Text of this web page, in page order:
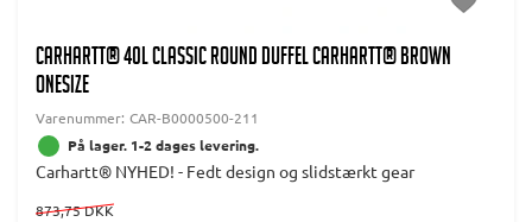
CARHARTT® 40L CLASSIC ROUND DUFFEL CARHARTT® BROWN
Onesize
Varenummer: CAR-B0000500-211
På lager. 1-2 dages levering.
Carhartt® NYHED! - Fedt design og slidstærkt gear
873,75 DKK